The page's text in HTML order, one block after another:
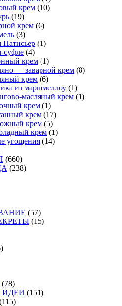
крем (10)
(19)
крем (6)
(3)
Патисьер (1)
суфле (4)
крем (1)
— заварной крем (8)
крем (6)
из маршмеллоу (1)
масляный крем (1)
крем (1)
крем (17)
крем (5)
крем (1)
угощения (14)
(660)
(238)
(57)
(15)
(78)
ИДЕИ (151)
(115)